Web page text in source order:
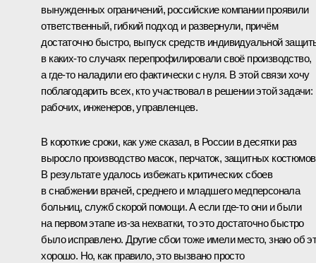
вынужденных ограничений, российские компании проявили
ответственный, гибкий подход и развернули, причём
достаточно быстро, выпуск средств индивидуальной
в каких-то случаях перепрофилировали своё производство,
а где-то наладили его фактически с нуля. В этой связи хочу
поблагодарить всех, кто участвовал в решении этой задачи:
рабочих, инженеров, управленцев.
В короткие сроки, как уже сказал, в России в десятки раз
выросло производство масок, перчаток, защитных
В результате удалось избежать критических сбоев
в снабжении врачей, среднего и младшего медперсонала
больниц, служб скорой помощи. А если где-то они и были
на первом этапе из-за нехватки, то это достаточно быстро
было исправлено. Другие сбои тоже имели место, знаю об
хорошо. Но, как правило, это вызвано просто